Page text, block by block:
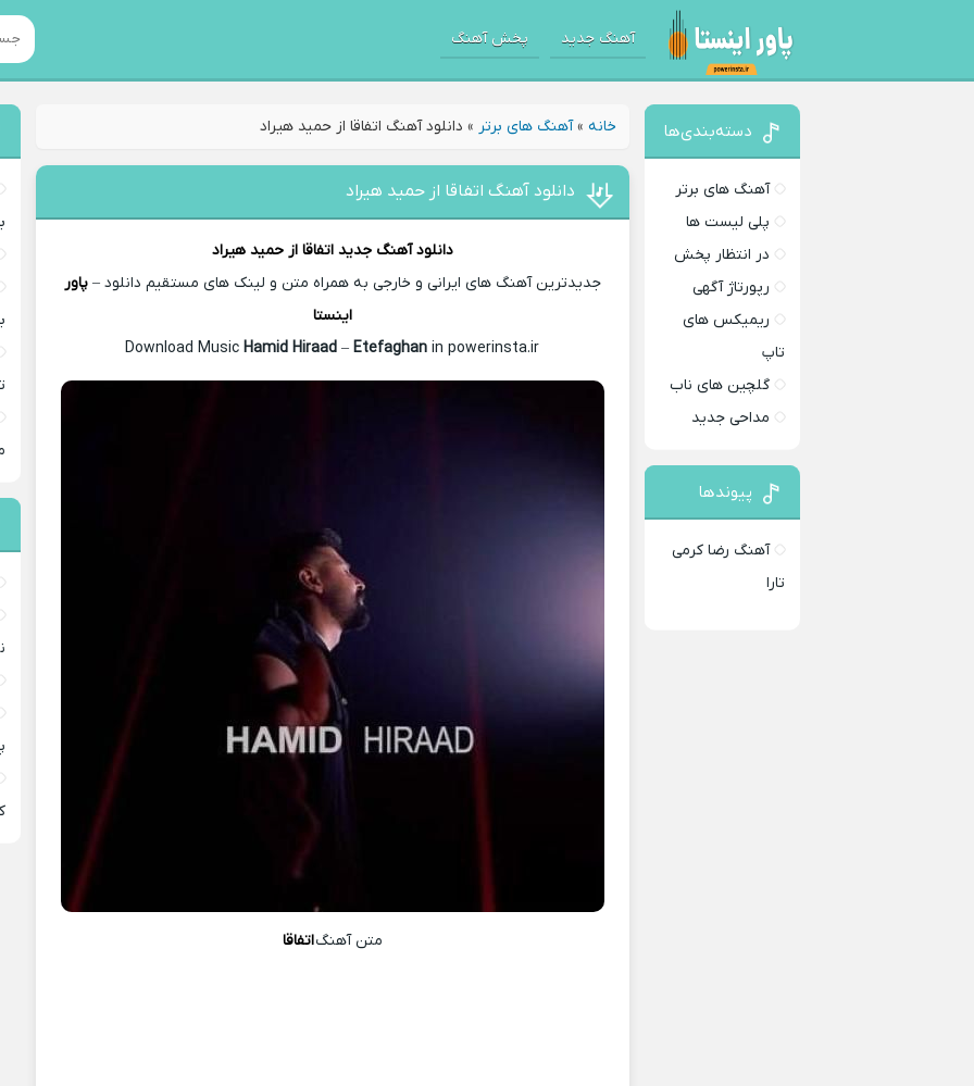
آهنگ جدید پخش آهنگ
خانه »آهنگ های برتر » دانلود آهنگ اتفاقا از حمید هیراد
دانلود آهنگ اتفاقا از حمید هیراد
دانلود آهنگ جدید اتفاقا ازحمید هیراد
جدیدترین آهنگ های ایرانی و خارجی به همراه متن و لینک های مستقیم دانلود –پاور
اینستا
Download Music
Hamid Hiraad– Etefaghan in powerinsta.ir
متن آهنگاتفاقا
دسته‌بندی‌ها
آهنگ های برتر
پلی لیست ها
در انتظار پخش
رپورتاژ آگهی
ریمیکس های
تاپ
گلچین های ناب
مداحی جدید
پیوندها
آهنگ رضا کرمی
تارا